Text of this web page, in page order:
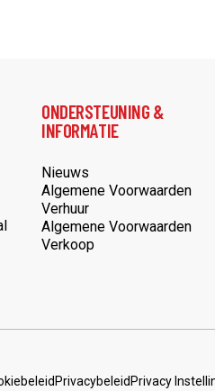
ONDERSTEUNING &
INFORMATIE
Nieuws
Algemene Voorwaarden
Verhuur
Algemene Voorwaarden
Verkoop
Privacybeleid Privacy